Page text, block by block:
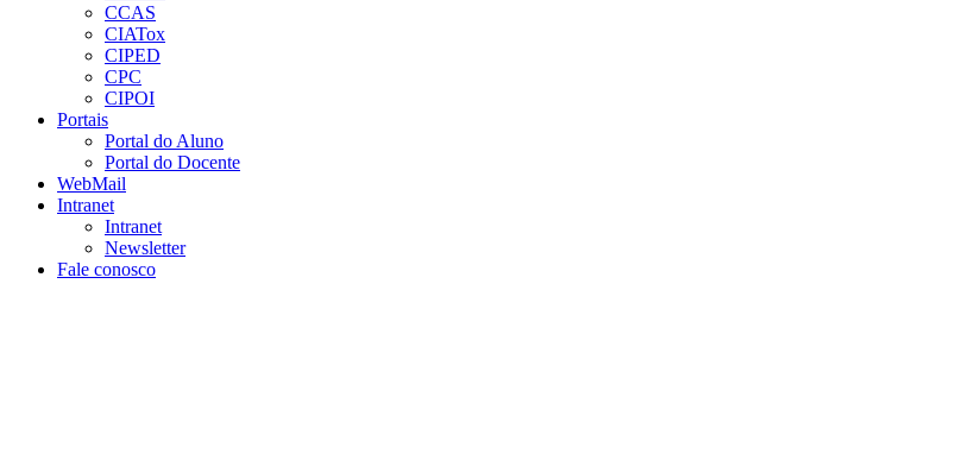
CCAS
CIATox
CIPED
CPC
CIPOI
Portais
Portal do Aluno
Portal do Docente
WebMail
Intranet
Intranet
Newsletter
Fale conosco